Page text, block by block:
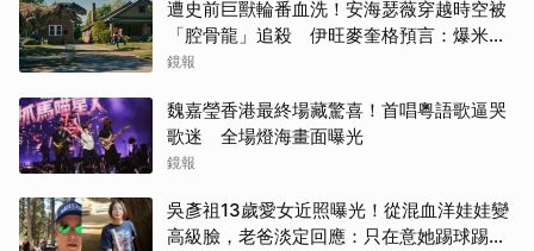
遭史前巨獸輪番血洗！安海瑟薇穿越時空被
「腔骨龍」追殺 伊旺麥奎格預言：爆米花
會灑滿地
鏡報
魏嘉瑩香港最終場藏驚喜！首唱粵語歌逼哭
歌迷 全場燈海畫面曝光
鏡報
吳彥祖13歲愛女近照曝光！從混血洋娃娃變
高級臉，老爸淡定回應：只在意她踢球踢得